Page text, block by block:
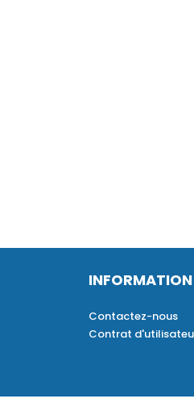
INFORMATION
Contactez-nous
Contrat